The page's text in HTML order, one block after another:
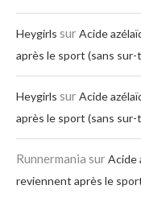
Heygirls surAcide
après le sport (sans
Heygirls surAcide
après le sport (sans
Runnermania surAcide
reviennent après le